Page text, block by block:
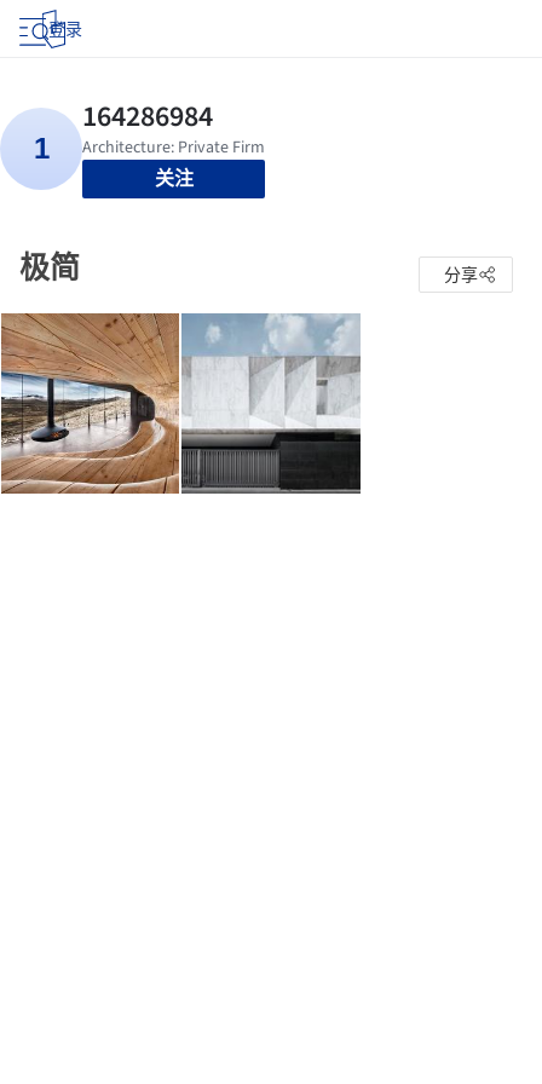
登录
关注
极简 分享